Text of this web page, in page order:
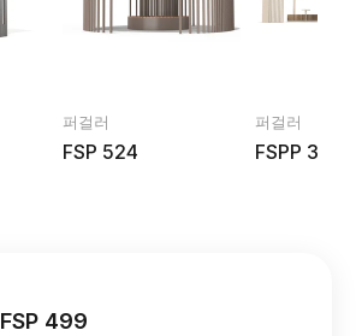
퍼걸러
FSP 524
퍼걸러
FSPP 323
FSP 499